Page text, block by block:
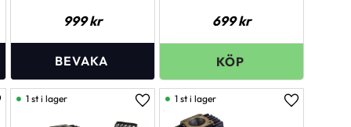
999kr 699kr
till i favoriter Lägg till i favoriter
1 st i lager
Lägg till i
1 st i lager